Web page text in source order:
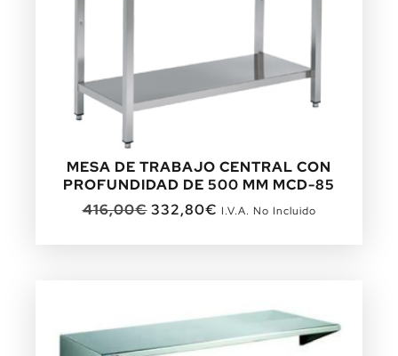
MESA DE TRABAJO CENTRAL CON
PROFUNDIDAD DE 500 MM MCD-85
416,00€ 332,80€ I.V.A. No Incluido